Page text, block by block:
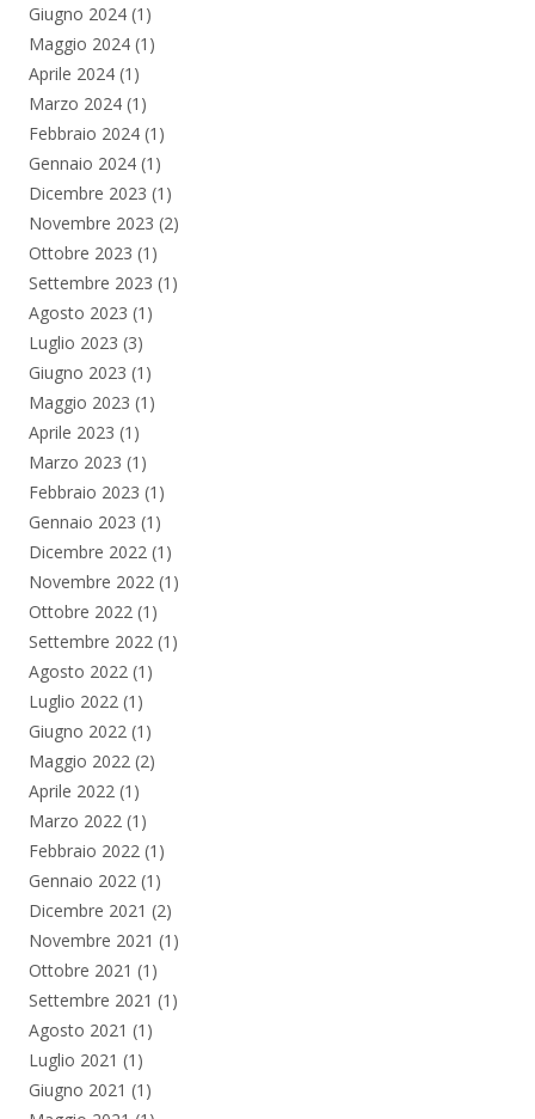
Giugno 2024 (1)
Maggio 2024 (1)
Aprile 2024 (1)
Marzo 2024 (1)
Febbraio 2024 (1)
Gennaio 2024 (1)
Dicembre 2023 (1)
Novembre 2023 (2)
Ottobre 2023 (1)
Settembre 2023 (1)
Agosto 2023 (1)
Luglio 2023 (3)
Giugno 2023 (1)
Maggio 2023 (1)
Aprile 2023 (1)
Marzo 2023 (1)
Febbraio 2023 (1)
Gennaio 2023 (1)
Dicembre 2022 (1)
Novembre 2022 (1)
Ottobre 2022 (1)
Settembre 2022 (1)
Agosto 2022 (1)
Luglio 2022 (1)
Giugno 2022 (1)
Maggio 2022 (2)
Aprile 2022 (1)
Marzo 2022 (1)
Febbraio 2022 (1)
Gennaio 2022 (1)
Dicembre 2021 (2)
Novembre 2021 (1)
Ottobre 2021 (1)
Settembre 2021 (1)
Agosto 2021 (1)
Luglio 2021 (1)
Giugno 2021 (1)